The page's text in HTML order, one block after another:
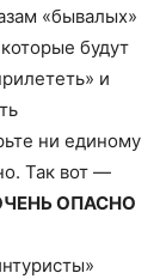
«бывалых»
будут
и
ни единому
Так вот —
ОПАСНО